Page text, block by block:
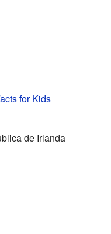
for Kids
de Irlanda